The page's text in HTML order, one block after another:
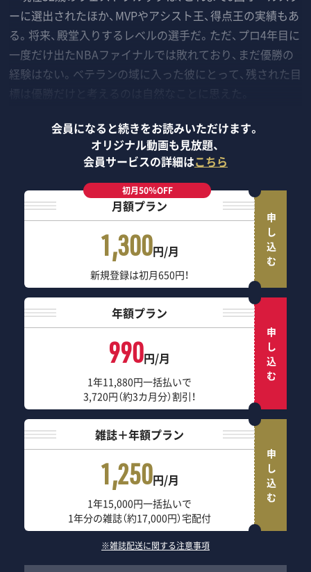
ーに選出されたほか、MVPやアシスト王、得点王の実績もあ
る。将来、殿堂入りするレベルの選手だ。ただ、プロ4年目に
一度だけ出たNBAファイナルでは敗れており、まだ優勝の
経験はない。ベテランの域に入った彼にとって、残された目
会員になると続きをお読みいただけます。
オリジナル動画も見放題、
会員サービスの詳細はこちら
初月50％OFF
月額プラン
1,300円/月
新規登録は初月650円！
申し込む
年額プラン
990円/月
1年11,880円一括払いで
3,720円（約3カ月分）割引！
申し込む
雑誌＋年額プラン
1,250円/月
1年15,000円一括払いで
1年分の雑誌（約17,000円）宅配付
申し込む
※雑誌配送に関する注意事項